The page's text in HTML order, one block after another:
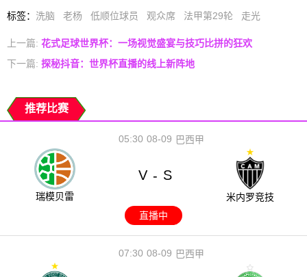
标签： 洗脑 老杨 低顺位球员 观众席 法甲第29轮 走光
上一篇: 花式足球世界杯：一场视觉盛宴与技巧比拼的狂欢
下一篇: 探秘抖音：世界杯直播的线上新阵地
推荐比赛
08-09
05:30 巴西甲
瑞模贝雷
V - S
米内罗竞技
直播中
08-09
07:30 巴西甲